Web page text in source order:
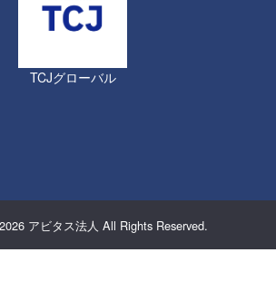
TCJグローバル
アビタス法人 All Rights Reserved.